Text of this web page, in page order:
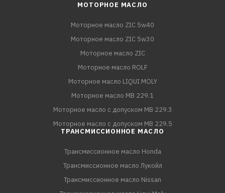
МОТОРНОЕ МАСЛО
Моторное масло ZIC 5w40
Моторное масло ZIC 5w30
Моторное масло ZIC
Моторное масло ROLF
Моторное масло LIQUI MOLY
Моторное масло MB 229.1
Моторное масло с допуском MB 229.3
Моторное масло с допуском MB 229.5
ТРАНСМИССИОННОЕ МАСЛО
Трансмиссионное масло Honda
Трансмиссионное масло Лукойл
Трансмиссионное масло Nissan